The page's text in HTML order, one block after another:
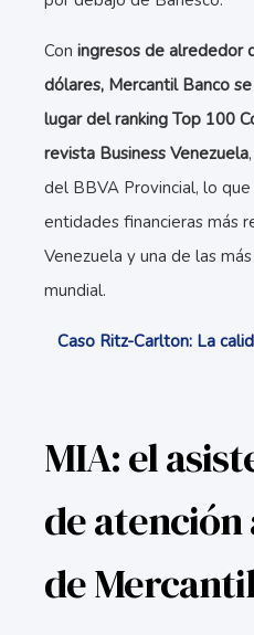
Con ingresos de alrededor
dólares, Mercantil Banco
lugar del ranking Top 100
revista Business Venezuela
del BBVA Provincial, lo
entidades financieras más
Venezuela y una de las
mundial.
Caso Ritz-Carlton: La
MIA: el
de
de